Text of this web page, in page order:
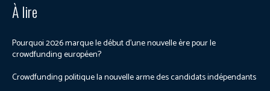
À lire
Pourquoi 2026 marque le début d’une nouvelle ère pour le
crowdfunding européen?
Crowdfunding politique la nouvelle arme des candidats indépendants